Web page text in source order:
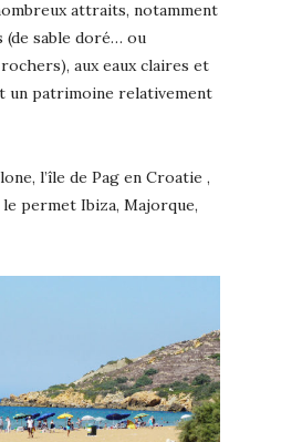
attraits, notamment
(de sable doré… ou
aux eaux claires et
un patrimoine relativement
l’île de Pag en Croatie ,
permet Ibiza, Majorque,